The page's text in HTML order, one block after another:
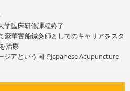
臨床研修課程終了
華客船鍼灸師としてのキャリアをスタ
治療
アという国でJapanese Acupuncture